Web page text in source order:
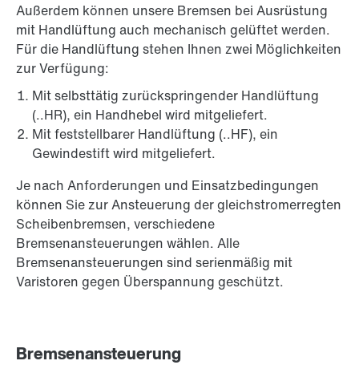
Außerdem können unsere Bremsen bei Ausrüstung
mit Handlüftung auch mechanisch gelüftet werden.
Für die Handlüftung stehen Ihnen zwei Möglichkeiten
zur Verfügung:
Mit selbsttätig zurückspringender Handlüftung
(..HR), ein Handhebel wird mitgeliefert.
Mit feststellbarer Handlüftung (..HF), ein
Gewindestift wird mitgeliefert.
Je nach Anforderungen und Einsatzbedingungen
können Sie zur Ansteuerung der gleichstromerregten
Scheibenbremsen, verschiedene
Bremsenansteuerungen wählen. Alle
Bremsenansteuerungen sind serienmäßig mit
Varistoren gegen Überspannung geschützt.
Bremsenansteuerung